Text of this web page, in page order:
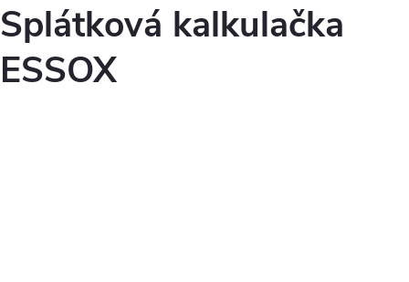
Splátková kalkulačka
ESSOX